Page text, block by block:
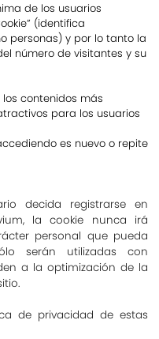
de los usuarios
(identifica
personas) y por lo tanto la
número de visitantes y su
contenidos más
para los usuarios
es nuevo o repite
decida registrarse en
la cookie nunca irá
personal que pueda
serán utilizadas con
a la optimización de la
de privacidad de estas